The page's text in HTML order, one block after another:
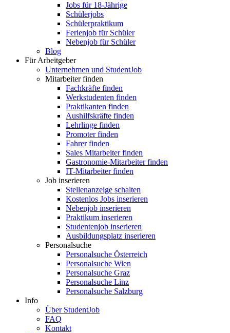
Jobs für 18-Jährige
Schülerjobs
Schülerpraktikum
Ferienjob für Schüler
Nebenjob für Schüler
Blog
Für Arbeitgeber
Unternehmen und StudentJob
Mitarbeiter finden
Fachkräfte finden
Werkstudenten finden
Praktikanten finden
Aushilfskräfte finden
Lehrlinge finden
Promoter finden
Fahrer finden
Sales Mitarbeiter finden
Gastronomie-Mitarbeiter finden
IT-Mitarbeiter finden
Job inserieren
Stellenanzeige schalten
Kostenlos Jobs inserieren
Nebenjob inserieren
Praktikum inserieren
Studentenjob inserieren
Ausbildungsplatz inserieren
Personalsuche
Personalsuche Österreich
Personalsuche Wien
Personalsuche Graz
Personalsuche Linz
Personalsuche Salzburg
Info
Über StudentJob
FAQ
Kontakt